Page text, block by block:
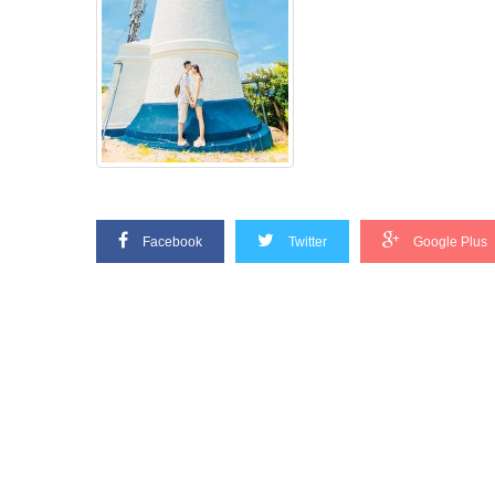
Facebook Twitter Google Plus